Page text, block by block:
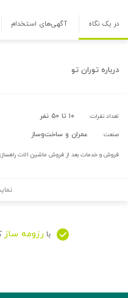
در یک نگاه آگهی‌های استخدام
درباره توران تو
تعداد نفرات: ۱۰ تا ۵۰ نفر
صنعت: عمران و ساخت‌وساز
فروش و خدمات بعد از فروش ماشین الات
با رزومه ساز